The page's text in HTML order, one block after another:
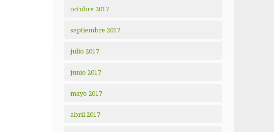
octubre 2017
septiembre 2017
julio 2017
junio 2017
mayo 2017
abril 2017